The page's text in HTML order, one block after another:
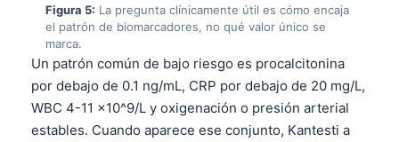
Figura 5: La pregunta clínicamente útil es cómo encaja
el patrón de biomarcadores, no qué valor único se
marca.
Un patrón común de bajo riesgo es procalcitonina
por debajo de 0.1 ng/mL, CRP por debajo de 20 mg/L,
WBC 4-11 x10^9/L y oxigenación o presión arterial
estables. Cuando aparece ese conjunto, Kantesti a
Català
Қазақ тілі
Suomi
Hrvatski
Slovenčina